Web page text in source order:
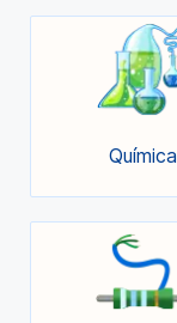
Química